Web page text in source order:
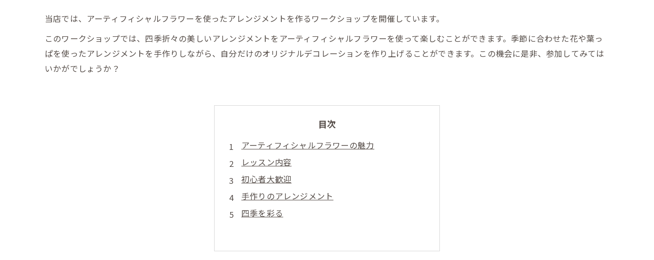
当店では、アーティフィシャルフラワーを使ったアレンジメントを作るワークショップを開催しています。
このワークショップでは、四季折々の美しいアレンジメントをアーティフィシャルフラワーを使って楽しむことができます。季節に合わせた花や葉っ
ぱを使ったアレンジメントを手作りしながら、自分だけのオリジナルデコレーションを作り上げることができます。この機会に是非、参加してみては
いかがでしょうか？
目次
アーティフィシャルフラワーの魅力
レッスン内容
初心者大歓迎
手作りのアレンジメント
四季を彩る